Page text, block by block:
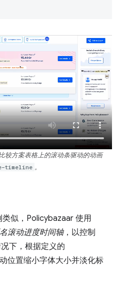
较方案表格上的滚动条驱动的动画
timeline 。
似，Policybazaar 使用
滚动进度时间轴，以控制
下，根据定义的
位置缩小字体大小并淡化标